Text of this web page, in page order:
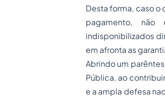
Desta forma, caso
pagamento,
indisponibilizados
em afronta as
Abrindo um
Pública, ao
e a ampla defesa